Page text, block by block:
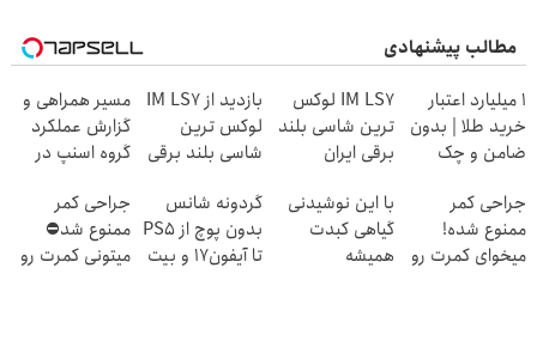
مطالب پیشنهادی
۱ میلیارد اعتبار
خرید طلا | بدون
ضامن و چک
IM LS7 لوکس
ترین شاسی بلند
برقی ایران
بازدید از IM LS7
لوکس ترین
شاسی بلند برقی
انقلاب
مسیر همراهی و
گزارش عملکرد
گروه اسنپ در
جراحی کمر
ممنوع شده!
میخوای کمرت رو
با این نوشیدنی
گیاهی کبدت
همیشه
گردونه شانس
بدون پوچ از PS5
تا آیفون17 و بیت
جراحی کمر
ممنوع شد⛔
میتونی کمرت رو